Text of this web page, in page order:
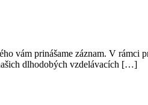
vám prinášame záznam. V rámci
dlhodobých vzdelávacích […]